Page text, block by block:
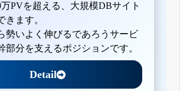
万PVを超える、大規模DBサイト
きます。
勢いよく伸びるであろうサービ
部分を支えるポジションです。
Detail